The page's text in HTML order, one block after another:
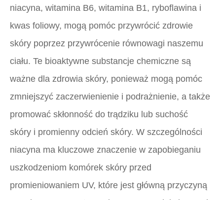
niacyna, witamina B6, witamina B1, ryboflawina i
kwas foliowy, mogą pomóc przywrócić zdrowie
skóry poprzez przywrócenie równowagi naszemu
ciału. Te bioaktywne substancje chemiczne są
ważne dla zdrowia skóry, ponieważ mogą pomóc
zmniejszyć zaczerwienienie i podrażnienie, a także
promować skłonność do trądziku lub suchość
skóry i promienny odcień skóry. W szczególności
niacyna ma kluczowe znaczenie w zapobieganiu
uszkodzeniom komórek skóry przed
promieniowaniem UV, które jest główną przyczyną